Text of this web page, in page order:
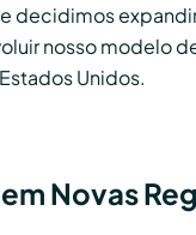
decidimos
nosso modelo
Unidos.
Novas